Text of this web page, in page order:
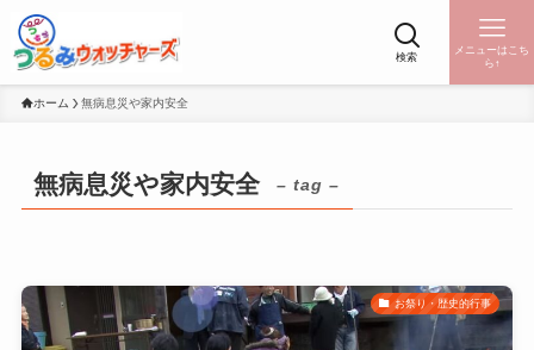
検索
メニューはこち
ら↑
ホーム 無病息災や家内安全
無病息災や家内安全 – tag –
お祭り・歴史的行事